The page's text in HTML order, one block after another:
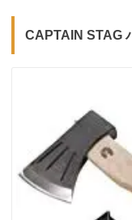
CAPTAIN STAG